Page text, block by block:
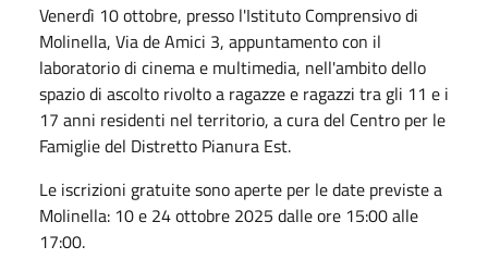
Venerdì 10 ottobre, presso l'Istituto Comprensivo di
Molinella, Via de Amici 3, appuntamento con il
laboratorio di cinema e multimedia, nell'ambito dello
spazio di ascolto rivolto a ragazze e ragazzi tra gli 11 e i
17 anni residenti nel territorio, a cura del Centro per le
Famiglie del Distretto Pianura Est.
Le iscrizioni gratuite sono aperte per le date previste a
Molinella: 10 e 24 ottobre 2025 dalle ore 15:00 alle
17:00.